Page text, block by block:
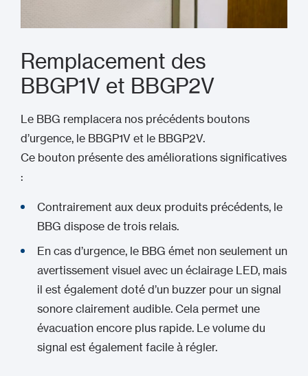
Remplacement des
BBGP1V et BBGP2V
Le BBG remplacera nos précédents boutons
d’urgence, le BBGP1V et le BBGP2V.
Ce bouton présente des améliorations significatives
:
Contrairement aux deux produits précédents, le
BBG dispose de trois relais.
En cas d’urgence, le BBG émet non seulement un
avertissement visuel avec un éclairage LED, mais
il est également doté d’un buzzer pour un signal
sonore clairement audible. Cela permet une
évacuation encore plus rapide. Le volume du
signal est également facile à régler.